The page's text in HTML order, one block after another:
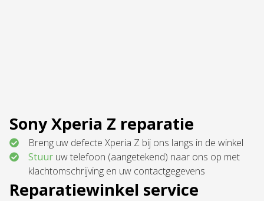
Sony Xperia Z reparatie
Breng uw defecte Xperia Z bij ons langs in de winkel
Stuur uw telefoon (aangetekend) naar ons op met
klachtomschrijving en uw contactgegevens
Reparatiewinkel service